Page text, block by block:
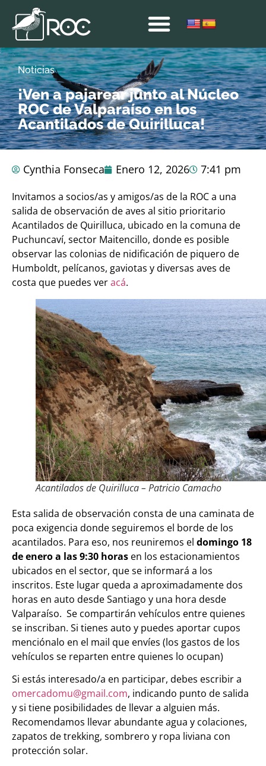
Noticias
¡Ven a pajarear junto al Núcleo
ROC de Valparaíso en los
Acantilados de Quirilluca!
Cynthia Fonseca Enero 12, 2026 7:41 pm
Invitamos a socios/as y amigos/as de la ROC a una
salida de observación de aves al sitio prioritario
Acantilados de Quirilluca, ubicado en la comuna de
Puchuncaví, sector Maitencillo, donde es posible
observar las colonias de nidificación de piquero de
Humboldt, pelícanos, gaviotas y diversas aves de
costa que puedes veracá.
Acantilados de Quirilluca – Patricio Camacho
Esta salida de observación consta de una caminata de
poca exigencia donde seguiremos el borde de los
acantilados. Para eso, nos reuniremos el domingo 18
de enero a las 9:30 horas en los estacionamientos
ubicados en el sector, que se informará a los
inscritos. Este lugar queda a aproximadamente dos
horas en auto desde Santiago y una hora desde
Valparaíso. Se compartirán vehículos entre quienes
se inscriban. Si tienes auto y puedes aportar cupos
menciónalo en el mail que envíes (los gastos de los
vehículos se reparten entre quienes lo ocupan)
Si estás interesado/a en participar, debes escribir a
omercadomu@gmail.com, indicando punto de salida
y si tiene posibilidades de llevar a alguien más.
Recomendamos llevar abundante agua y colaciones,
zapatos de trekking, sombrero y ropa liviana con
protección solar.